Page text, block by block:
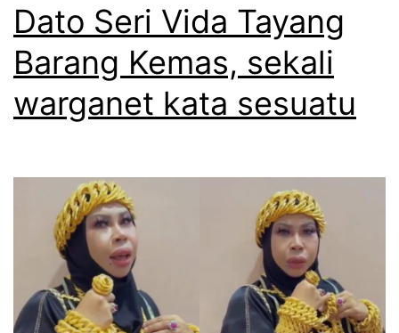
Dato Seri Vida Tayang
Barang Kemas, sekali
warganet kata sesuatu